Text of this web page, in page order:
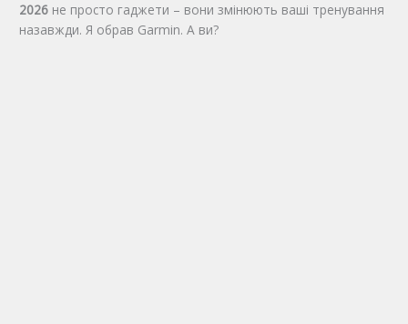
2026 не просто гаджети – вони змінюють ваші тренування
назавжди. Я обрав Garmin. А ви?